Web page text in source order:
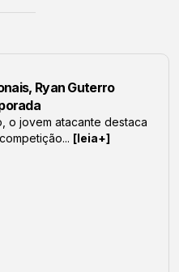
Ryan Guterro
o jovem atacante destaca
[leia+]